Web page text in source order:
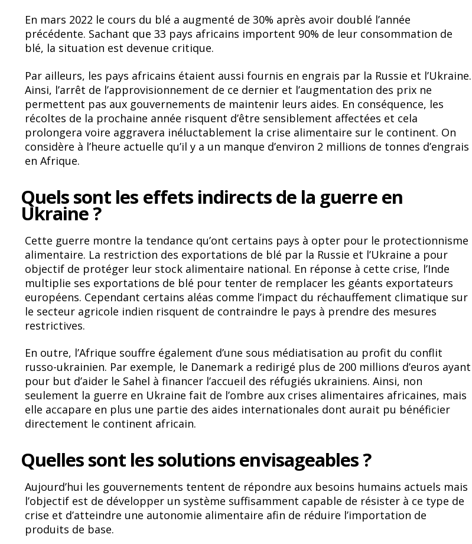
En mars 2022 le cours du blé a augmenté de 30% après avoir doublé l’année
précédente. Sachant que 33 pays africains importent 90% de leur consommation de
blé, la situation est devenue critique.
Par ailleurs, les pays africains étaient aussi fournis en engrais par la Russie et l’Ukraine.
Ainsi, l’arrêt de l’approvisionnement de ce dernier et l’augmentation des prix ne
permettent pas aux gouvernements de maintenir leurs aides. En conséquence, les
récoltes de la prochaine année risquent d’être sensiblement affectées et cela
prolongera voire aggravera inéluctablement la crise alimentaire sur le continent. On
considère à l’heure actuelle qu’il y a un manque d’environ 2 millions de tonnes d’engrais
en Afrique.
Quels sont les effets indirects de la guerre en
Ukraine ?
Cette guerre montre la tendance qu’ont certains pays à opter pour le protectionnisme
alimentaire. La restriction des exportations de blé par la Russie et l’Ukraine a pour
objectif de protéger leur stock alimentaire national. En réponse à cette crise, l’Inde
multiplie ses exportations de blé pour tenter de remplacer les géants exportateurs
européens. Cependant certains aléas comme l’impact du réchauffement climatique sur
le secteur agricole indien risquent de contraindre le pays à prendre des mesures
restrictives.
En outre, l’Afrique souffre également d’une sous médiatisation au profit du conflit
russo-ukrainien. Par exemple, le Danemark a redirigé plus de 200 millions d’euros ayant
pour but d’aider le Sahel à financer l’accueil des réfugiés ukrainiens. Ainsi, non
seulement la guerre en Ukraine fait de l’ombre aux crises alimentaires africaines, mais
elle accapare en plus une partie des aides internationales dont aurait pu bénéficier
directement le continent africain.
Quelles sont les solutions envisageables ?
Aujourd’hui les gouvernements tentent de répondre aux besoins humains actuels mais
l’objectif est de développer un système suffisamment capable de résister à ce type de
crise et d’atteindre une autonomie alimentaire afin de réduire l’importation de
produits de base.